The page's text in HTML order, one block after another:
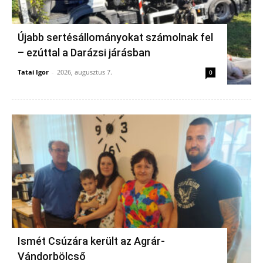
Újabb sertésállományokat számolnak fel
– ezúttal a Darázsi járásban
Tatai Igor - 2026, augusztus 7. 0
Ismét Csúzára került az Agrár-
Vándorbölcső